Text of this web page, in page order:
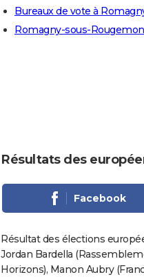
Bureaux de vote à
Romagny-sous-
Résultats des
Facebook
Résultat des élections
Jordan Bardella
Horizons), Manon Aubry